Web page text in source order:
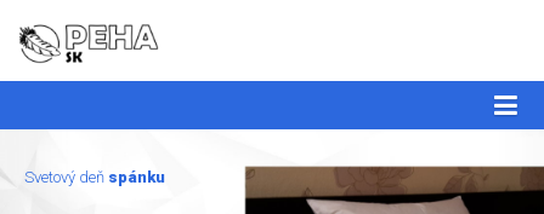
Svetový deň spánku